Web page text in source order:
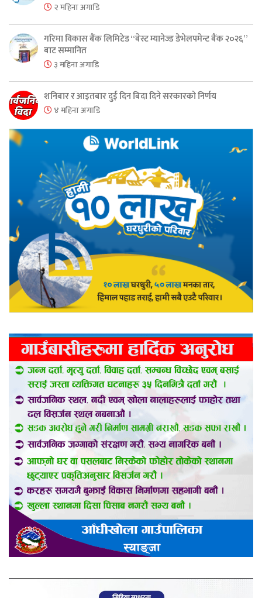
२ महिना अगाडि
गरिमा विकास बैंक लिमिटेड “बेस्ट म्यानेज्ड डेभेलपमेन्ट बैंक २०२६”
बाट सम्मानित
३ महिना अगाडि
शनिबार र आइतबार दुई दिन बिदा दिने सरकारको निर्णय
४ महिना अगाडि